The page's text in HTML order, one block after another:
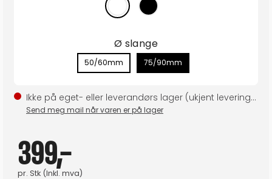
Ø slange
50/60mm 75/90mm
Ikke på eget- eller leverandørs lager (ukjent leveringstid)
Send meg mail når varen er på lager
399,-
pr. Stk (Inkl. mva)